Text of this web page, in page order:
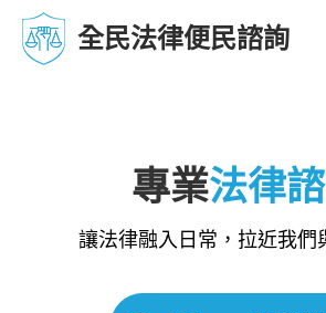
全民法律便民諮詢
專業法律
讓法律融入日常，拉近我們